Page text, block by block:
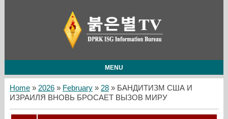
MENU
Home» 2026 » February » 28» БАНДИТИЗМ США И
ИЗРАИЛЯ ВНОВЬ БРОСАЕТ ВЫЗОВ МИРУ